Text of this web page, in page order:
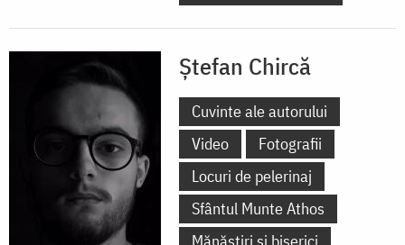
Ștefan Chircă
Cuvinte ale autorului
Video
Fotografii
Locuri de pelerinaj
Sfântul Munte Athos